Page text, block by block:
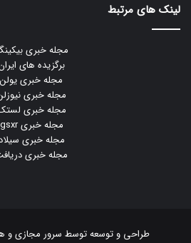
لینک های مرتبط
مجله خبری
برگزیده های
مجله خبری یولن
مجله خبری
مجله خبری
مجله خبری gsxr
مجله خبری
مجله خبری
طراحی و توسعه توسط سرور مجازیو